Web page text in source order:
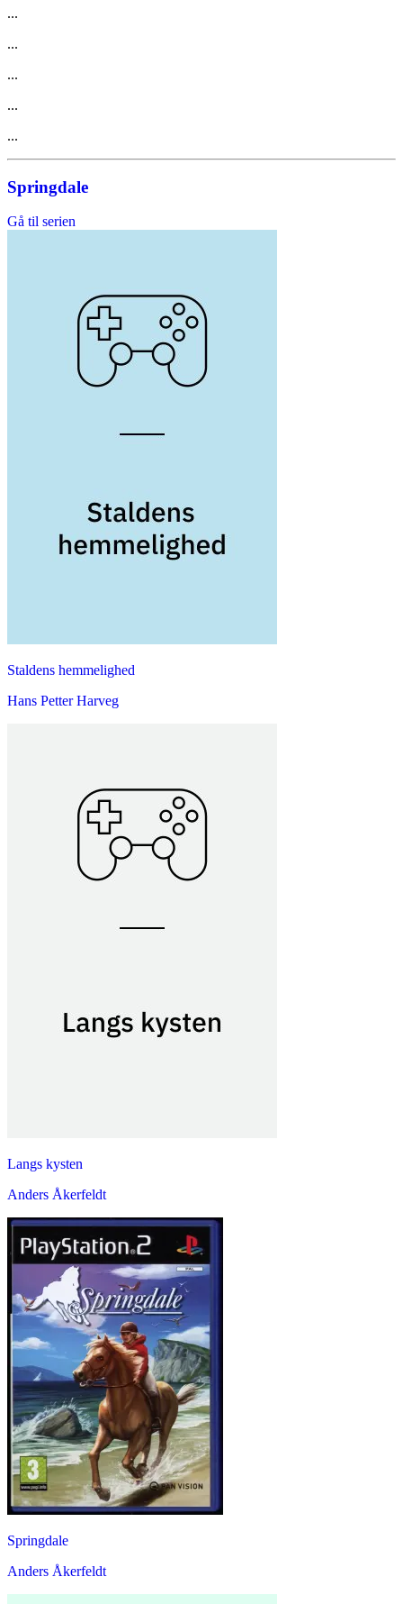
...
...
...
...
...
Springdale
Gå til serien
Staldens hemmelighed
Hans Petter Harveg
Langs kysten
Anders Åkerfeldt
Springdale
Anders Åkerfeldt